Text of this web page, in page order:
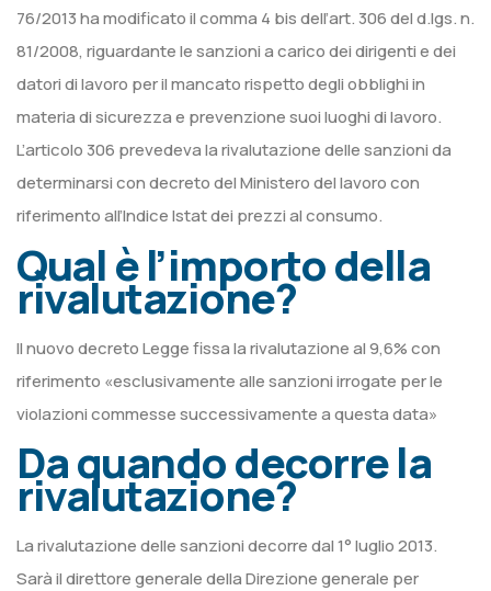
76/2013 ha modificato il comma 4 bis dell’art. 306 del d.lgs. n.
81/2008, riguardante le sanzioni a carico dei dirigenti e dei
datori di lavoro per il mancato rispetto degli obblighi in
materia di sicurezza e prevenzione suoi luoghi di lavoro.
L’articolo 306 prevedeva la rivalutazione delle sanzioni da
determinarsi con decreto del Ministero del lavoro con
riferimento all’Indice Istat dei prezzi al consumo.
Qual è l’importo della
rivalutazione?
Il nuovo decreto Legge fissa la rivalutazione al 9,6% con
riferimento «esclusivamente alle sanzioni irrogate per le
violazioni commesse successivamente a questa data»
Da quando decorre la
rivalutazione?
La rivalutazione delle sanzioni decorre dal 1° luglio 2013.
Sarà il direttore generale della Direzione generale per